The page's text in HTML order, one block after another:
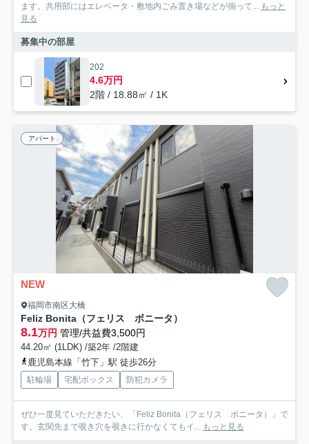
ます。共用部にはエレベータ・敷地内ごみ置き場などが揃って... もっと
見る
募集中の部屋
202
4.6万円
2階 / 18.88㎡ / 1K
アパート
NEW
福岡市南区大橋
Feliz Bonita（フェリス ボニータ）
8.1万円 管理/共益費3,500円
44.20㎡ (1LDK) /築2年 /2階建
鹿児島本線「竹下」駅 徒歩26分
駐輪場 宅配ボックス 防犯カメラ
ぜひ一度見ていただきたい、「Feliz Bonita（フェリス ボニータ）」で
す。玄関先まで覗き穴を覗きに行かなくてもイ... もっと見る